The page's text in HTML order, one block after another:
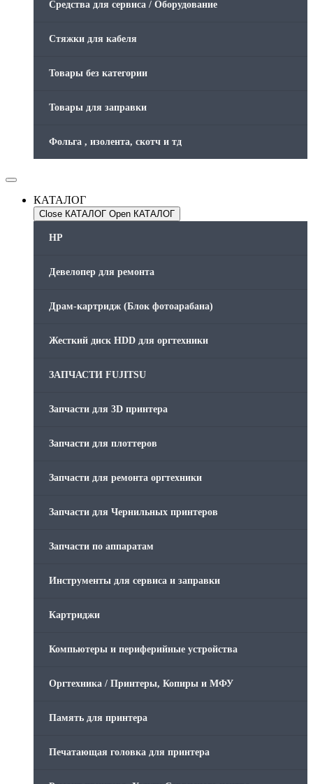
Средства для сервиса / Оборудование
Стяжки для кабеля
Товары без категории
Товары для заправки
Фольга , изолента, скотч и тд
КАТАЛОГ
Close КАТАЛОГ Open КАТАЛОГ
HP
Девелопер для ремонта
Драм-картридж (Блок фотоарабана)
Жесткий диск HDD для оргтехники
ЗАПЧАСТИ FUJITSU
Запчасти для 3D принтера
Запчасти для плоттеров
Запчасти для ремонта оргтехники
Запчасти для Чернильных принтеров
Запчасти по аппаратам
Инструменты для сервиса и заправки
Картриджи
Компьютеры и периферийные устройства
Оргтехника / Принтеры, Копиры и МФУ
Память для принтера
Печатающая головка для принтера